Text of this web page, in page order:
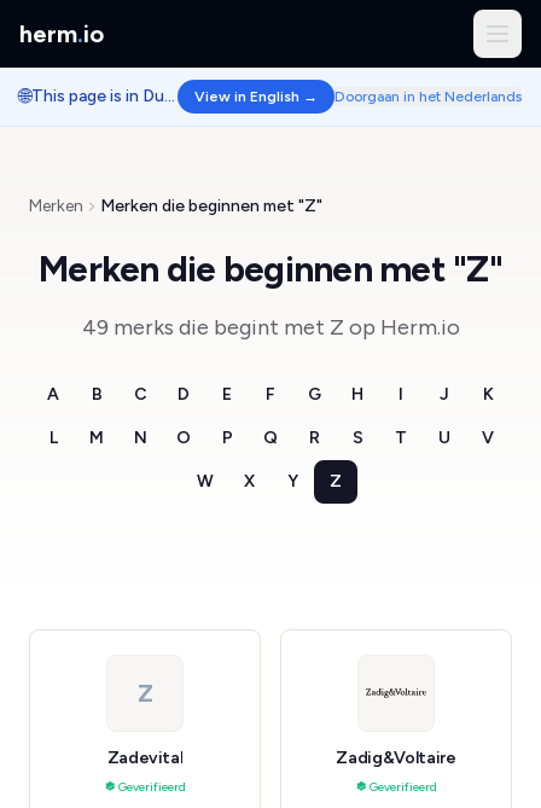
herm.io
🌐 This page is in Dutch. View in English → Doorgaan in het Nederlands
Merken Merken die beginnen met "Z"
Merken die beginnen met "Z"
49 merks die begint met Z op Herm.io
A B C D E F G H I J K
L M N O P Q R S T U V
W X Y Z
Z
Zadevital
Geverifieerd
Zadig&Voltaire
Geverifieerd